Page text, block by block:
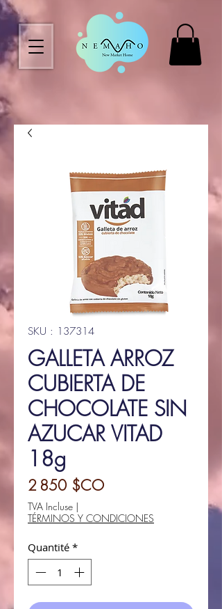
SKU : 137314
GALLETA ARROZ
CUBIERTA DE
CHOCOLATE SIN
AZUCAR VITAD
18g
2 850 $COPrix
TVA Incluse |
TÉRMINOS Y CONDICIONES
Quantité *